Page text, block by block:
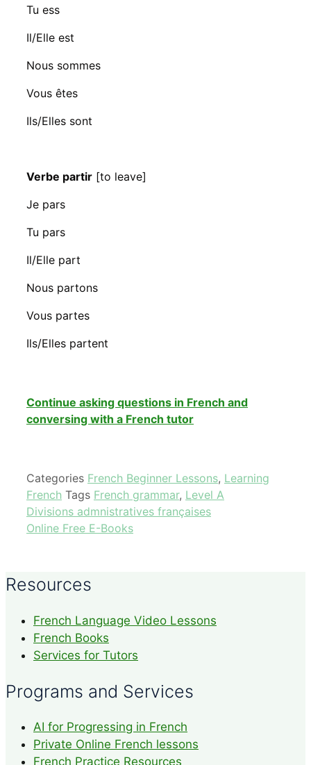
Tu ess
Il/Elle est
Nous sommes
Vous êtes
Ils/Elles sont
Verbe partir [to leave]
Je pars
Tu pars
Il/Elle part
Nous partons
Vous partes
Ils/Elles partent
Continue asking questions in French and
conversing with a French tutor
Categories French Beginner Lessons, Learning
French Tags French grammar, Level A
Divisions admnistratives françaises
Online Free E-Books
Resources
French Language Video Lessons
French Books
Services for Tutors
Programs and Services
AI for Progressing in French
Private Online French lessons
French Practice Resources